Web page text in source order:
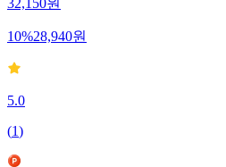
32,150원
10%28,940원
5.0
(1)